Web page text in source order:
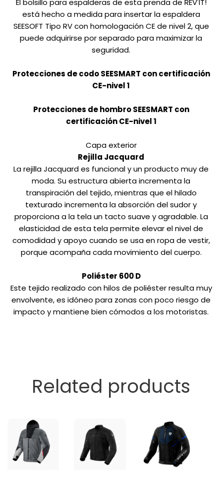
El bolsillo para espalderas de esta prenda de REV'IT!
está hecho a medida para insertar la espaldera
SEESOFT Tipo RV con homologación CE de nivel 2, que
puede adquirirse por separado para maximizar la
seguridad.
Protecciones de codo SEESMART con certificación
CE-nivel 1
Protecciones de hombro SEESMART con
certificación CE-nivel 1
Capa exterior
Rejilla Jacquard
La rejilla Jacquard es funcional y un producto muy de
moda. Su estructura abierta incrementa la
transpiración del tejido, mientras que el hilado
texturado incrementa la absorción del sudor y
proporciona a la tela un tacto suave y agradable. La
elasticidad de esta tela permite elevar el nivel de
comodidad y apoyo cuando se usa en ropa de vestir,
porque acompaña cada movimiento del cuerpo.
Poliéster 600 D
Este tejido realizado con hilos de poliéster resulta muy
envolvente, es idóneo para zonas con poco riesgo de
impacto y mantiene bien cómodos a los motoristas.
Related products